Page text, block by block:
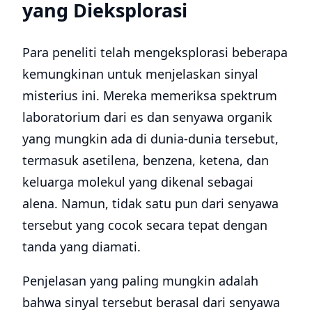
yang Dieksplorasi
Para peneliti telah mengeksplorasi beberapa
kemungkinan untuk menjelaskan sinyal
misterius ini. Mereka memeriksa spektrum
laboratorium dari es dan senyawa organik
yang mungkin ada di dunia-dunia tersebut,
termasuk asetilena, benzena, ketena, dan
keluarga molekul yang dikenal sebagai
alena. Namun, tidak satu pun dari senyawa
tersebut yang cocok secara tepat dengan
tanda yang diamati.
Penjelasan yang paling mungkin adalah
bahwa sinyal tersebut berasal dari senyawa